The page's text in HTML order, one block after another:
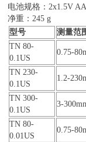
电池规格：2x1.5V
净重：245 g
型号
测量范
TN 80-
0.1US
0.75-
TN 230-
0.1US
1.2-
TN 300-
0.1US
3-
TN 80-
0.01US
0.75-